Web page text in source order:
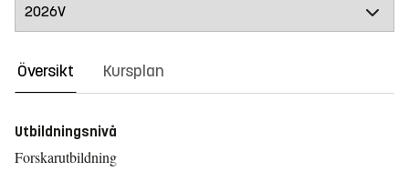
Översikt Kursplan
Utbildningsnivå
Forskarutbildning